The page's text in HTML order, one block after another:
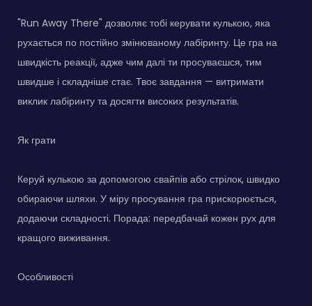
"Run Away There" дозволяє тобі керувати кулькою, яка
рухається по постійно змінюваному лабіринту. Це гра на
швидкість реакції, адже чим далі ти просуваєшся, тим
швидше і складніше стає. Твоє завдання — витримати
виклик лабіринту та досягти високих результатів.
Як грати
Керуй кулькою за допомогою свайпів або стрілок, швидко
обираючи шляхи. У міру просування гра прискорюється,
додаючи складності. Порада: передбачай кожен рух для
кращого виживання.
Особливості